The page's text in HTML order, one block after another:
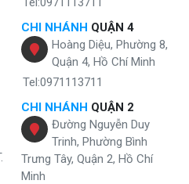
CHI NHÁNH QUẬN 4
Hoàng Diệu, Phường 8,
Quận 4, Hồ Chí Minh
Tel:0971113711
CHI NHÁNH QUẬN 2
Đường Nguyễn Duy
Trinh, Phường Bình
Trưng Tây, Quận 2, Hồ Chí
Minh